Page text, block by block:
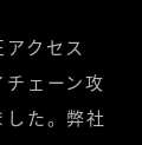
クセス
ェーン攻
た。弊社